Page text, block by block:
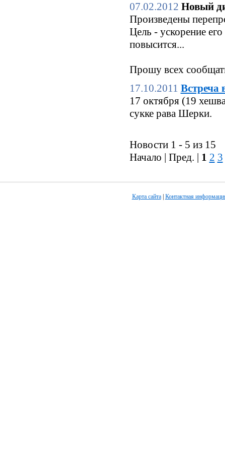
07.02.2012 Новый
Произведены
Цель - ускорение
повысится...
Прошу всех
17.10.2011 Встреча
17 октября (19
сукке рава Шерки.
Новости 1 - 5 из 15
Начало | Пред. | 1 2 3
Карта сайта| Контактная